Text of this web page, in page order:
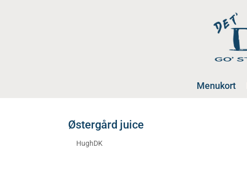
Menukort
Østergård juice
HughDK